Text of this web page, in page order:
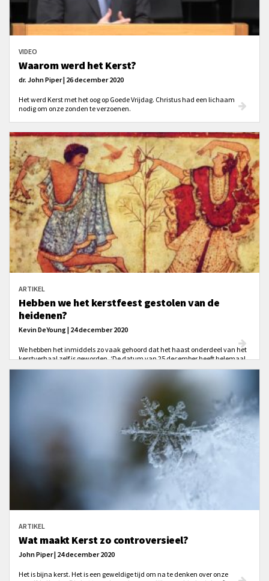
VIDEO
Waarom werd het Kerst?
dr. John Piper | 26 december 2020
Het werd Kerst met het oog op Goede Vrijdag. Christus had een lichaam
nodig om onze zonden te verzoenen.
ARTIKEL
Hebben we het kerstfeest gestolen van de
heidenen?
Kevin DeYoung | 24 december 2020
We hebben het inmiddels zo vaak gehoord dat het haast onderdeel van het
kerstverhaal zelf is geworden. ‘De datum van 25 december heeft helemaal
zijn. Het getuigt van halfslachtigheid en een poging om van twee walletjes
ARTIKEL
Wat maakt Kerst zo controversieel?
John Piper | 24 december 2020
Het is bijna kerst. Het is een geweldige tijd om na te denken over onze